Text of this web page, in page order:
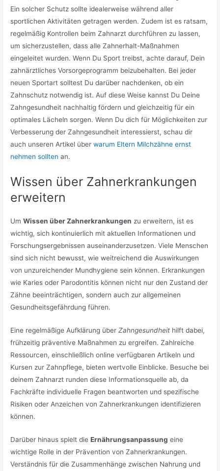
Ein solcher Schutz sollte idealerweise während aller
sportlichen Aktivitäten getragen werden. Zudem ist es ratsam,
regelmäßig Kontrollen beim Zahnarzt durchführen zu lassen,
um sicherzustellen, dass alle Zahnerhalt-Maßnahmen
eingeleitet wurden. Wenn Du Sport treibst, achte darauf, Dein
zahnärztliches Vorsorgeprogramm beizubehalten. Bei jeder
neuen Sportart solltest Du darüber nachdenken, ob ein
Zahnschutz notwendig ist. Auf diese Weise kannst Du Deine
Zahngesundheit nachhaltig fördern und gleichzeitig für ein
optimales Lächeln sorgen. Wenn Du dich für Möglichkeiten zur
Verbesserung der Zahngesundheit interessierst, schau dir
auch unseren Artikel überwarum Eltern Milchzähne ernst
nehmen sollten an.
Wissen über Zahnerkrankungen
erweitern
UmWissen über Zahnerkrankungen zu erweitern, ist es
wichtig, sich kontinuierlich mit aktuellen Informationen und
Forschungsergebnissen auseinanderzusetzen. Viele Menschen
sind sich nicht bewusst, wie weitreichend die Auswirkungen
von unzureichender Mundhygiene sein können. Erkrankungen
wie Karies oder Parodontitis können nicht nur den Zustand der
Zähne beeinträchtigen, sondern auch zur allgemeinen
Gesundheitsgefährdung führen.
Eine regelmäßige Aufklärung überZahngesundheit hilft dabei,
frühzeitig präventive Maßnahmen zu ergreifen. Zahlreiche
Ressourcen, einschließlich online verfügbaren Artikeln und
Kursen zur Zahnpflege, bieten wertvolle Einblicke. Besuche bei
deinem Zahnarzt runden diese Informationsquelle ab, da
Fachkräfte individuelle Fragen beantworten und spezifische
Risiken oder Anzeichen von Zahnerkrankungen identifizieren
können.
Darüber hinaus spielt dieErnährungsanpassung eine
wichtige Rolle in der Prävention von Zahnerkrankungen.
Verständnis für die Zusammenhänge zwischen Nahrung und